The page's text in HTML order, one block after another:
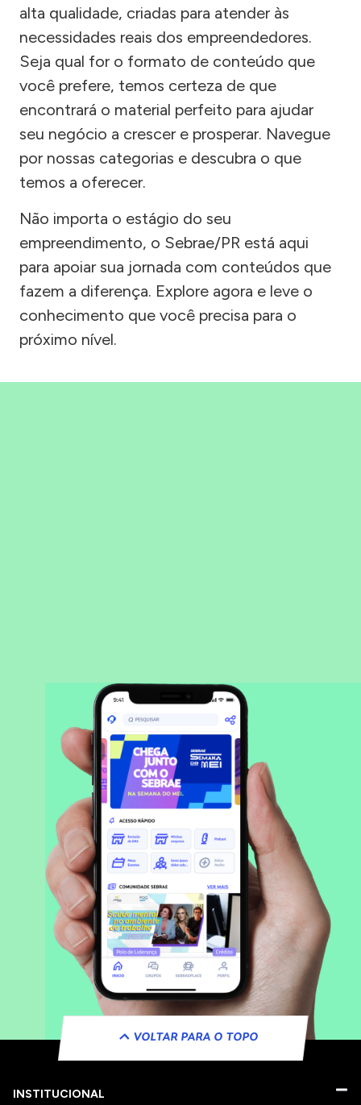
alta qualidade, criadas para atender às
necessidades reais dos empreendedores.
Seja qual for o formato de conteúdo que
você prefere, temos certeza de que
encontrará o material perfeito para ajudar
seu negócio a crescer e prosperar. Navegue
por nossas categorias e descubra o que
temos a oferecer.
Não importa o estágio do seu
empreendimento, o Sebrae/PR está aqui
para apoiar sua jornada com conteúdos que
fazem a diferença. Explore agora e leve o
conhecimento que você precisa para o
próximo nível.
VOLTAR PARA O TOPO
INSTITUCIONAL